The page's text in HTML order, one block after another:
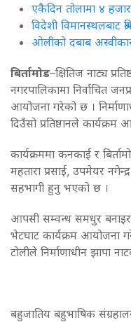
एकैदिन तोलामा ४
विदेशी विमानस्थलबाट
ओलीको दबाब अस्वीकार
बिर्तामोड–क्षितिज नाट्य
नगरपालिकामा निर्वाचित
आयोजना गरेको छ ।
दिउँसो प्रतिष्ठानले कार्यक्रम
कार्यक्रममा कनकाई र
महतारा प्रसाई, उपमेयर
सहभागी हुनु भएको छ ।
आपसी सम्वन्ध समधुर
भेटघाट कार्यक्रम आयोजना
टोलीले निर्माणाधीन झापा
बहुजातिय बहुभाषिक